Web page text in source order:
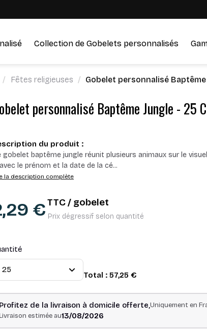
Collection de Gobelets personnalisés
Fêtes religieuses Gobelet personnalisé Baptême
personnalisé Baptême Jungle - 25
du produit :
gobelet baptême jungle réunit plusieurs animaux sur le
le prénom et la date de la cé...
la description complète
€TTC / gobelet
Prix dégressif selon quantité
Total : 57,25 €
Profitez de la livraison à domicile offerte,Uniquement en
estimée au13/08/2026